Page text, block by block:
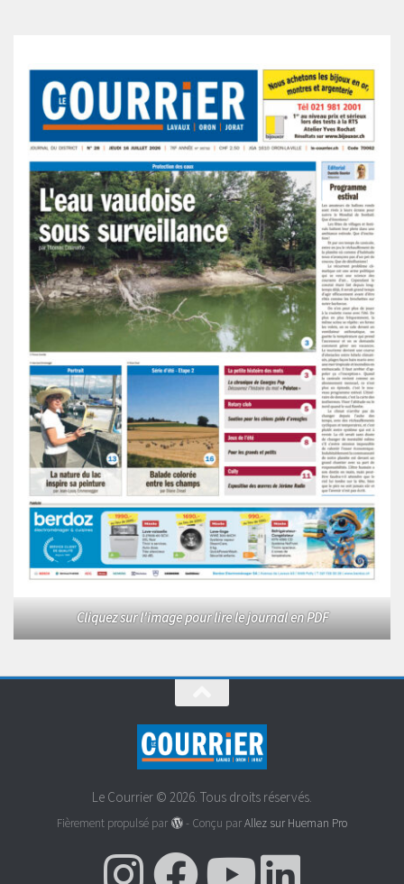
Cliquez sur l'image pour lire le journal en PDF
Le Courrier © 2026. Tous droits réservés.
Fièrement propulsé par - Conçu parAllez sur Hueman Pro